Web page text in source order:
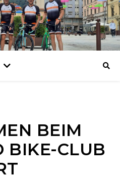
BEIM
BIKE-CLUB